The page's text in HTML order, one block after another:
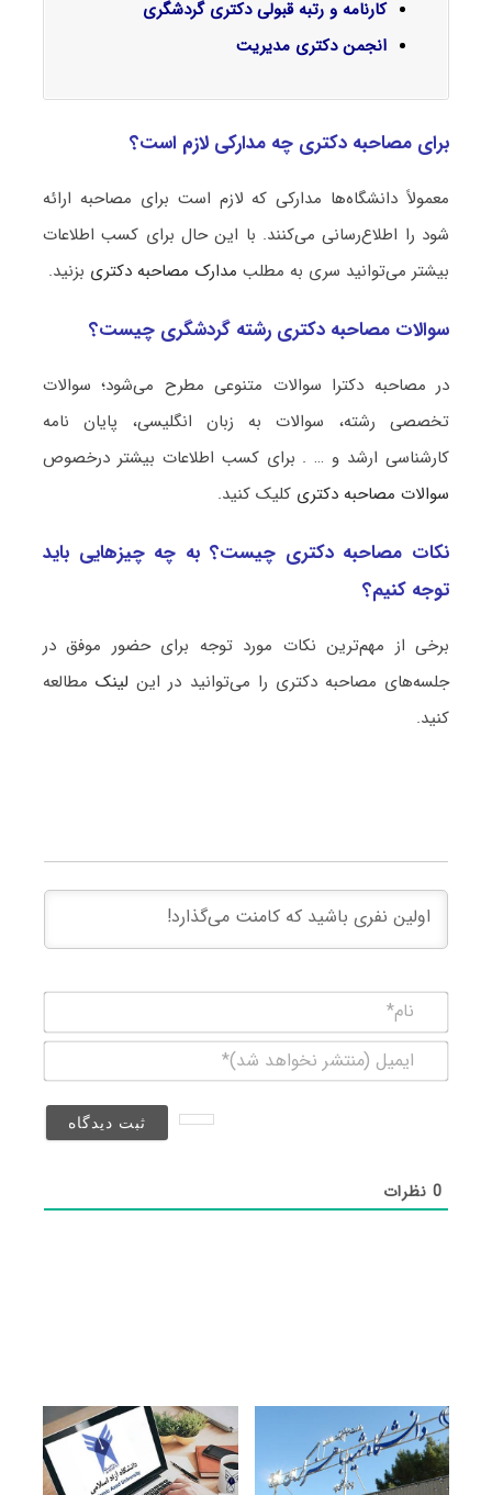
کارنامه و رتبه قبولی دکتری گردشگری
انجمن دکتری مدیریت
برای مصاحبه دکتری چه مدارکی لازم است؟
معمولاً دانشگاه‌ها مدارکی که لازم است برای مصاحبه ارائه
شود را اطلاع‌رسانی می‌کنند. با این حال برای کسب اطلاعات
بیشتر می‌توانید سری به مطلب مدارک مصاحبه دکتری بزنید.
سوالات مصاحبه دکتری رشته گردشگری چیست؟
در مصاحبه دکترا سوالات متنوعی مطرح می‌شود؛ سوالات
تخصصی رشته، سوالات به زبان انگلیسی، پایان نامه
کارشناسی ارشد و … . برای کسب اطلاعات بیشتر درخصوص
سوالات مصاحبه دکتری کلیک کنید.
نکات مصاحبه دکتری چیست؟ به چه چیزهایی باید
توجه کنیم؟
برخی از مهم‌ترین نکات مورد توجه برای حضور موفق در
جلسه‌های مصاحبه دکتری را می‌توانید در این لینکمطالعه
کنید.
(منتشر
0نظرات